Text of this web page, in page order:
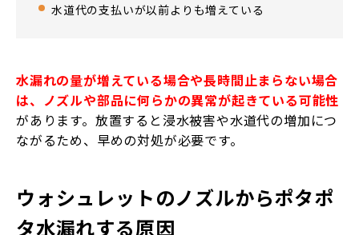
水道代の支払いが以前よりも増えている
水漏れの量が増えている場合や長時間止まらない場合
は、ノズルや部品に何らかの異常が起きている可能性
があります。放置すると浸水被害や水道代の増加につ
ながるため、早めの対処が必要です。
ウォシュレットのノズルからポタポ
タ水漏れする原因